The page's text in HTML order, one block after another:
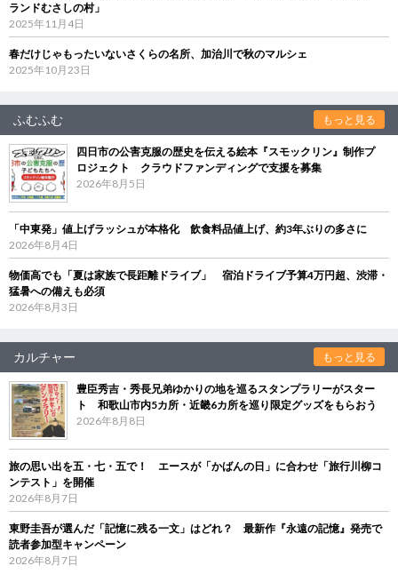
ランドむさしの村」
2025年11月4日
春だけじゃもったいないさくらの名所、加治川で秋のマルシェ
2025年10月23日
ふむふむ もっと見る
四日市の公害克服の歴史を伝える絵本『スモックリン』制作プ
ロジェクト クラウドファンディングで支援を募集
2026年8月5日
「中東発」値上げラッシュが本格化 飲食料品値上げ、約3年ぶりの多さに
2026年8月4日
物価高でも「夏は家族で長距離ドライブ」 宿泊ドライブ予算4万円超、渋滞・
猛暑への備えも必須
2026年8月3日
カルチャー もっと見る
豊臣秀吉・秀長兄弟ゆかりの地を巡るスタンプラリーがスター
ト 和歌山市内5カ所・近畿6カ所を巡り限定グッズをもらおう
2026年8月8日
旅の思い出を五・七・五で！ エースが「かばんの日」に合わせ「旅行川柳コ
ンテスト」を開催
2026年8月7日
東野圭吾が選んだ「記憶に残る一文」はどれ？ 最新作『永遠の記憶』発売で
読者参加型キャンペーン
2026年8月7日